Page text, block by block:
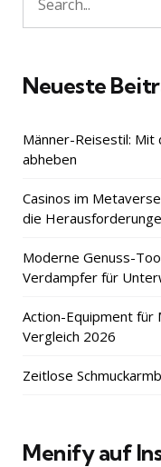
Search
for:
Neueste
Männer-Reisestil:
abheben
Casinos im
die
Moderne Genuss-
Verdampfer für
Action-Equipment für
Vergleich 2026
Zeitlose
Menify auf